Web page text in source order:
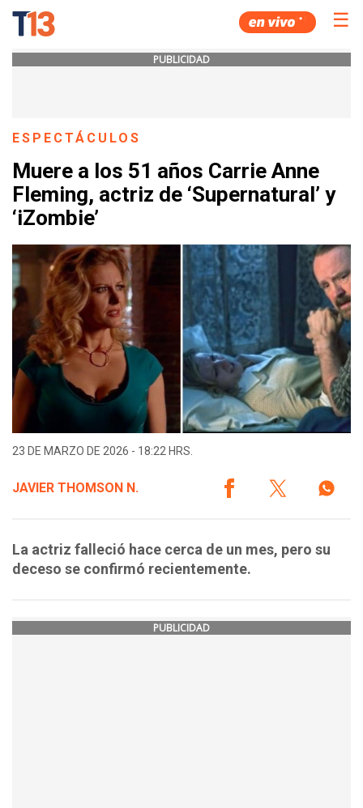
☰
PUBLICIDAD
ESPECTÁCULOS
Muere a los 51 años Carrie Anne
Fleming, actriz de ‘Supernatural’ y
‘iZombie’
23 DE MARZO DE 2026 - 18:22 HRS.
JAVIER THOMSON N.
La actriz falleció hace cerca de un mes, pero su
deceso se confirmó recientemente.
PUBLICIDAD